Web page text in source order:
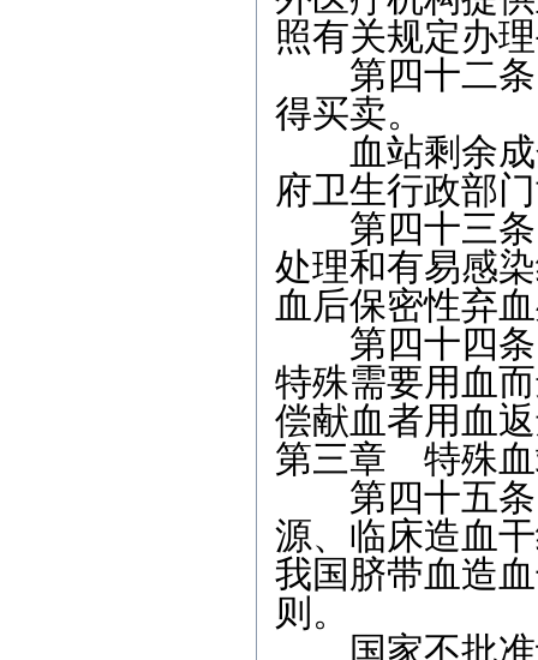
照有关规定办
第四十二条
得买卖。
血站剩余成
府卫生行政部
第四十三条
处理和有易感
血后保密性弃
第四十四条
特殊需要用血
偿献血者用血
第三章 特殊血
第四十五条
源、临床造血
我国脐带血造
则。
国家不批准